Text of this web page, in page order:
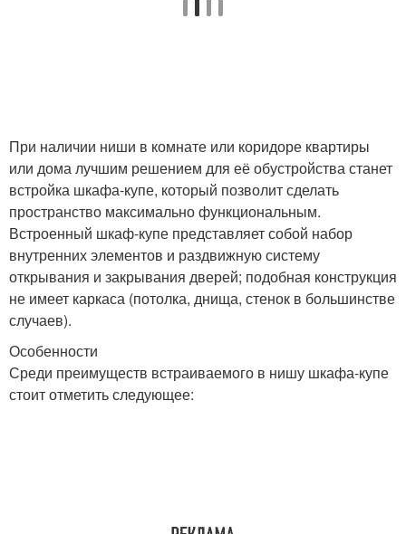
При наличии ниши в комнате или коридоре квартиры
или дома лучшим решением для её обустройства станет
встройка шкафа-купе, который позволит сделать
пространство максимально функциональным.
Встроенный шкаф-купе представляет собой набор
внутренних элементов и раздвижную систему
открывания и закрывания дверей; подобная конструкция
не имеет каркаса (потолка, днища, стенок в большинстве
случаев).
Особенности
Среди преимуществ встраиваемого в нишу шкафа-купе
стоит отметить следующее: